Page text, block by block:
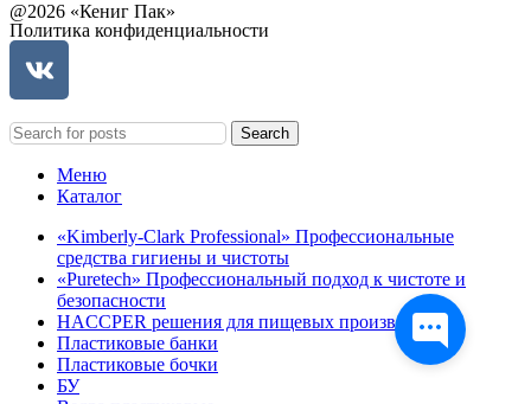
@2026 «Кениг Пак»
Политика конфиденциальности
Search
Меню
Каталог
«Kimberly-Clark Professional» Профессиональные
средства гигиены и чистоты
«Puretech» Профессиональный подход к чистоте и
безопасности
HACCPER решения для пищевых производств
Пластиковые банки
Пластиковые бочки
БУ